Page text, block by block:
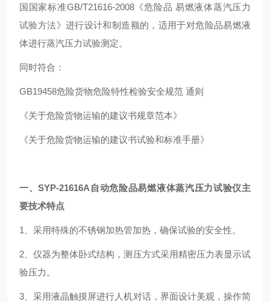
国国家标准GB/T21616-2008《危险品 易燃液体蒸汽压力
试验方法》进行设计和制造额的，适用于对危险品易燃液
体进行蒸汽压力试验测定。
同时符合：
GB19458危险货物危险特性检验安全规范 通则
《关于危险货物运输的建议书规章范本》
《关于危险货物运输的建议书试验和标准手册》
一、SYP-21616A 自动危险品易燃液体蒸汽压力试验仪主
要技术特点
1、采用特殊的不锈钢加热管加热，确保试验的安全性。
2、仪器为整体卧式结构，测压方式采用精密压力表显示试
验压力。
3、采用液晶触摸屏进行人机对话，界面设计美观，操作简